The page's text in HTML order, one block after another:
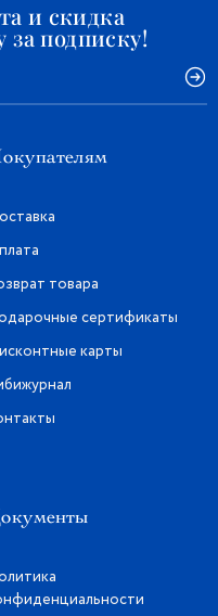
и скидка
за подписку!
товара
сертификаты
карты